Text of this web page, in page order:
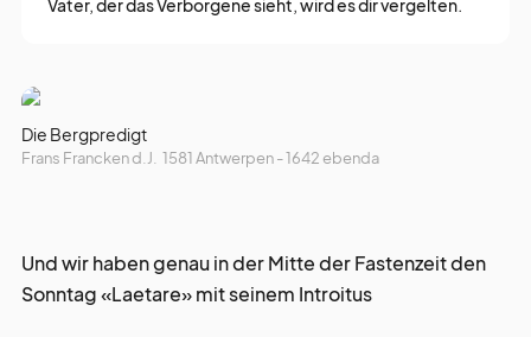
Die Bergpredigt
Frans Francken d.J. 1581 Antwerpen - 1642 ebenda
Vater, der das Verborgene sieht, wird es dir vergelten.
Und wir haben genau in der Mitte der Fastenzeit den
Sonntag «Laetare» mit seinem Introitus